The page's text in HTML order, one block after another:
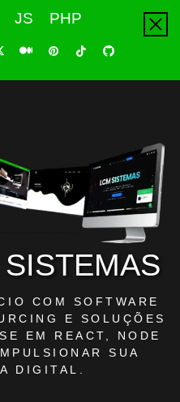
JS PHP
PinterestTiktokGithub
COM SOFTWARE
E SOLUÇÕES
EM REACT, NODE
SUA
DIGITAL.